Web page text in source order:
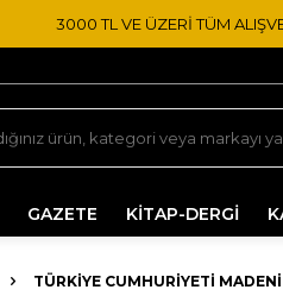
3000 TL VE ÜZERİ TÜM
GAZETE KİTAP-DERGİ
TÜRKIYE CUMHURIYETI